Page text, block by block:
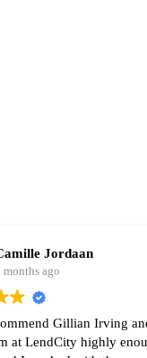
Jordaan
months ago
Gillian Irving
at LendCity highly